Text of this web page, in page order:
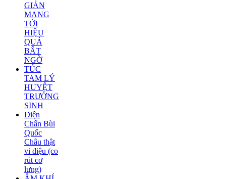
GIẢN
MANG
TỚI
HIỆU
QUẢ
BẤT
NGỜ
TÚC
TAM LÝ
HUYỆT
TRƯỜNG
SINH
Diện
Chẩn Bùi
Quốc
Châu thật
vi diệu (co
rút cơ
lưng)